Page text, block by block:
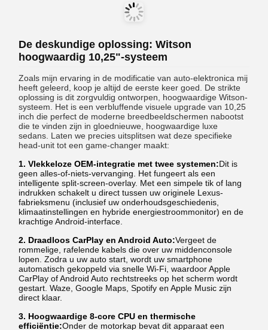
De deskundige oplossing: Witson
hoogwaardig 10,25"-systeem
Zoals mijn ervaring in de modificatie van auto-elektronica mij
heeft geleerd, koop je altijd de eerste keer goed. De strikte
oplossing is dit zorgvuldig ontworpen, hoogwaardige Witson-
systeem. Het is een verbluffende visuele upgrade van 10,25
inch die perfect de moderne breedbeeldschermen nabootst
die te vinden zijn in gloednieuwe, hoogwaardige luxe
sedans. Laten we precies uitsplitsen wat deze specifieke
head-unit tot een game-changer maakt:
1. Vlekkeloze OEM-integratie met twee systemen:Dit is
geen alles-of-niets-vervanging. Het fungeert als een
intelligente split-screen-overlay. Met een simpele tik of lang
indrukken schakelt u direct tussen uw originele Lexus-
fabrieksmenu (inclusief uw onderhoudsgeschiedenis,
klimaatinstellingen en hybride energiestroommonitor) en de
krachtige Android-interface.
2. Draadloos CarPlay en Android Auto:Vergeet de
rommelige, rafelende kabels die over uw middenconsole
lopen. Zodra u uw auto start, wordt uw smartphone
automatisch gekoppeld via snelle Wi-Fi, waardoor Apple
CarPlay of Android Auto rechtstreeks op het scherm wordt
gestart. Waze, Google Maps, Spotify en Apple Music zijn
direct klaar.
3. Hoogwaardige 8-core CPU en thermische
efficiëntie:Onder de motorkap bevat dit apparaat een